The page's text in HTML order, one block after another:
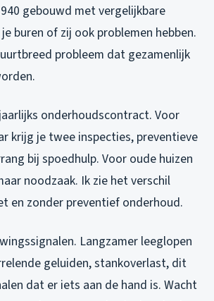
gebouwd met vergelijkbare
buren of zij ook problemen hebben.
probleem dat gezamenlijk
onderhoudscontract. Voor
krijg je twee inspecties, preventieve
bij spoedhulp. Voor oude huizen
noodzaak. Ik zie het verschil
en zonder preventief onderhoud.
Langzamer leeglopen
geluiden, stankoverlast, dit
dat er iets aan de hand is. Wacht